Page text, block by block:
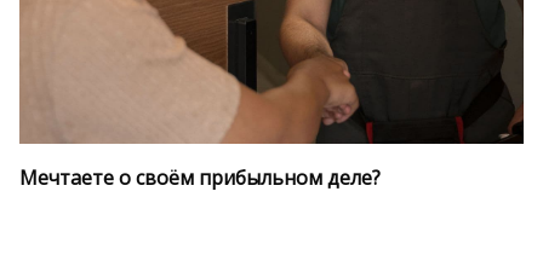
Мечтаете о своём прибыльном деле?